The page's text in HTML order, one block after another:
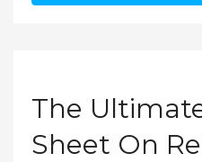
The
Sheet On